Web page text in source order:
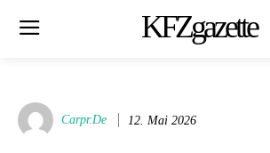
KFZgazette
Carpr.de 12. Mai 2026